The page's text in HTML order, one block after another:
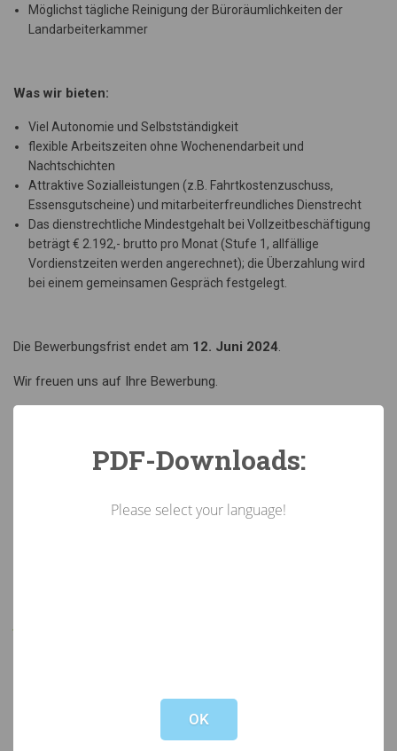
Möglichst tägliche Reinigung der Büroräumlichkeiten der
Landarbeiterkammer
Was wir bieten:
Viel Autonomie und Selbstständigkeit
flexible Arbeitszeiten ohne Wochenendarbeit und
Nachtschichten
Attraktive Sozialleistungen (z.B. Fahrtkostenzuschuss,
Essensgutscheine) und mitarbeiterfreundliches Dienstrecht
Das dienstrechtliche Mindestgehalt bei Vollzeitbeschäftigung
beträgt € 2.192,- brutto pro Monat (Stufe 1, allfällige
Vordienstzeiten werden angerechnet); die Überzahlung wird
bei einem gemeinsamen Gespräch festgelegt.
Die Bewerbungsfrist endet am 12. Juni 2024.
Wir freuen uns auf Ihre Bewerbung.
Freundliche Grüße
Mag. Johannes Schwaighofer
PDF-Downloads:
Please select your language!
OK